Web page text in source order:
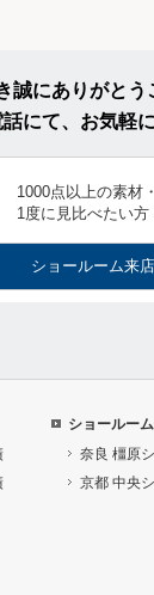
にありがとう
にて、お気軽
1000点以上の素材
1度に見比べたい方
ショールーム来
ショールー
奈良 橿原
京都 中央